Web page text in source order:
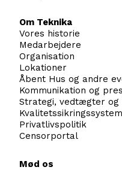
Om Teknika
Vores historie
Medarbejdere
Organisation
Lokationer
Åbent Hus og andre
Kommunikation og
Strategi, vedtægter
Kvalitetssikringssystem
Privatlivspolitik
Censorportal
Mød os